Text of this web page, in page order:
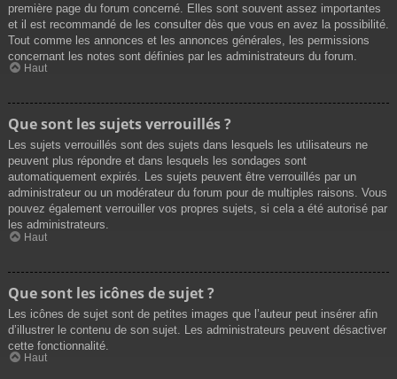
première page du forum concerné. Elles sont souvent assez importantes
et il est recommandé de les consulter dès que vous en avez la possibilité.
Tout comme les annonces et les annonces générales, les permissions
concernant les notes sont définies par les administrateurs du forum.
Haut
Que sont les sujets verrouillés ?
Les sujets verrouillés sont des sujets dans lesquels les utilisateurs ne
peuvent plus répondre et dans lesquels les sondages sont
automatiquement expirés. Les sujets peuvent être verrouillés par un
administrateur ou un modérateur du forum pour de multiples raisons. Vous
pouvez également verrouiller vos propres sujets, si cela a été autorisé par
les administrateurs.
Haut
Que sont les icônes de sujet ?
Les icônes de sujet sont de petites images que l’auteur peut insérer afin
d’illustrer le contenu de son sujet. Les administrateurs peuvent désactiver
cette fonctionnalité.
Haut